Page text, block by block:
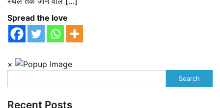
Spread the love
×
Search
Recent Posts